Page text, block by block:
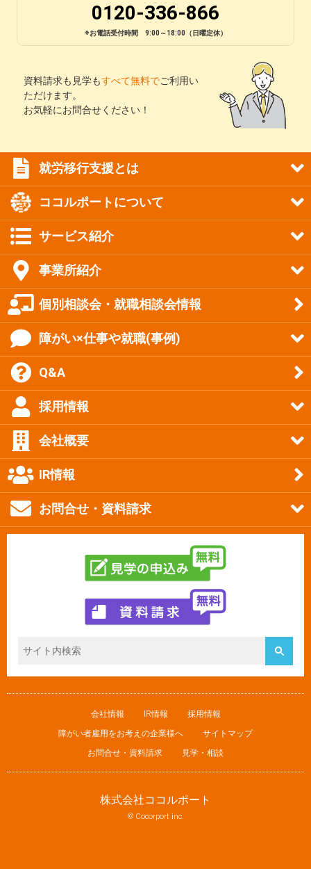
0120-336-866
※お電話受付時間 9:00～18:00（日曜定休）
資料請求も見学もすべて無料でご利用い
ただけます。
お気軽にお問合せください！
就労移行支援とは
ココルポートについて
サービス紹介
事業所紹介
個別相談会・就職相談会情報
障がい×仕事や就職(事例)
Q&A
採用情報
会社概要
IR情報
お問合せ・資料請求
会社情報 IR情報
採用情報
障がい者雇用をお考えの企業様へ
サイトマップ
お問合せ・資料請求
見学・相談
株式会社ココルポート
© Cocorport inc.